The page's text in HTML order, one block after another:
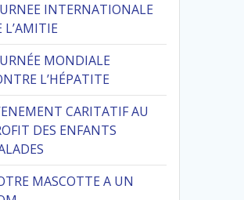
INTERNATIONALE
L’AMITIE
MONDIALE
L’HÉPATITE
CARITATIF AU
DES ENFANTS
MASCOTTE A UN